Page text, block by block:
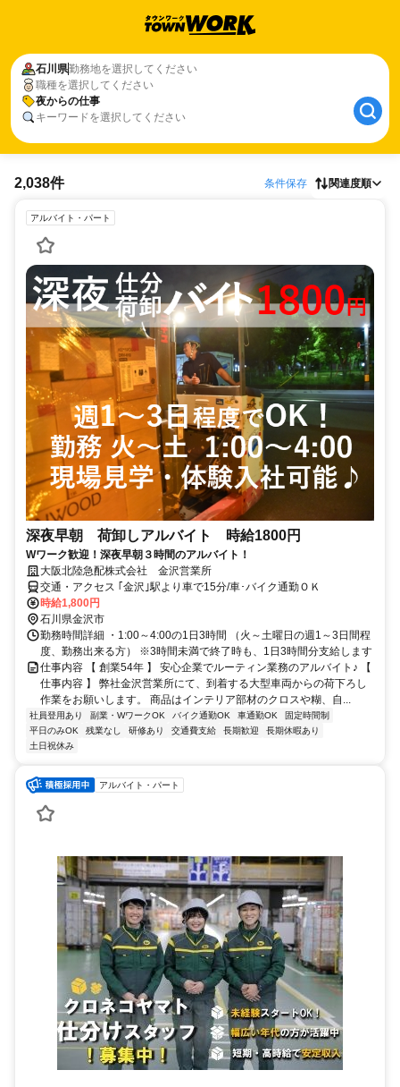
石川県勤務地を選択してください
職種を選択してください
夜からの仕事
キーワードを選択してください
2,038件 条件保存 関連度順
アルバイト・パート
深夜早朝 荷卸しアルバイト 時給1800円
Wワーク歓迎！深夜早朝３時間のアルバイト！
大阪北陸急配株式会社 金沢営業所
交通・アクセス ｢金沢｣駅より車で15分/車･バイク通勤ＯＫ
時給1,800円
石川県金沢市
勤務時間詳細 ・1:00～4:00の1日3時間 （火～土曜日の週1～3日間程
度、勤務出来る方） ※3時間未満で終了時も、1日3時間分支給します
仕事内容 【 創業54年 】 安心企業でルーティン業務のアルバイト♪ 【
仕事内容 】 弊社金沢営業所にて、到着する大型車両からの荷下ろし
作業をお願いします。 商品はインテリア部材のクロスや糊、自...
社員登用あり 副業・WワークOK バイク通勤OK 車通勤OK
固定時間制
平日のみOK
残業なし 研修あり 交通費支給 長期歓迎
長期休暇あり
土日祝休み
アルバイト・パート